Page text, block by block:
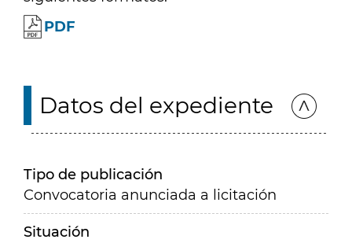
PDF
Datos del expediente
Tipo de publicación
Convocatoria anunciada a licitación
Situación